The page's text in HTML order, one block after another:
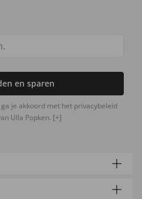
en sparen
je akkoord met het privacybeleid
Ulla Popken. [+]